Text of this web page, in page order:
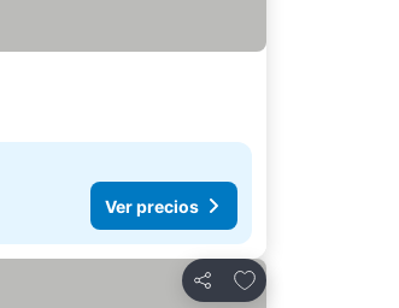
Ver precios
Compartir
Agregar a favoritos